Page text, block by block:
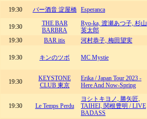
19:30
バー酒音 淀屋橋 Esperanca
19:30
THE BAR
BARBRA
Ryo-ka, 渡瀬あつ子, 杉山
英太郎
19:30
BAR itis 河村恭子, 梅田望実
19:30 キンのツボ MC Mystie
19:30
KEYSTONE
CLUB 東京
Erika / Japan Tour 2023 -
Here And Now-Spring
19:30 Le Temps Perdu
ヨシトキヨノ, 勝矢匠,
TAIHEI, 関根豊明 / LIVE
BADASS